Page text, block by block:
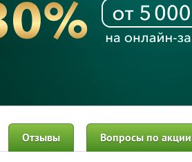
Отзывы Вопросы по акции